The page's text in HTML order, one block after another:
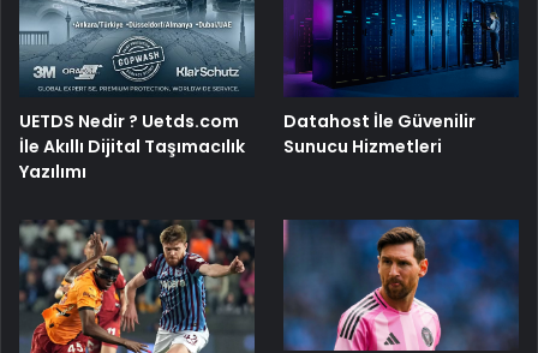
UETDS Nedir ? Uetds.com
İle Akıllı Dijital Taşımacılık
Yazılımı
Datahost İle Güvenilir
Sunucu Hizmetleri